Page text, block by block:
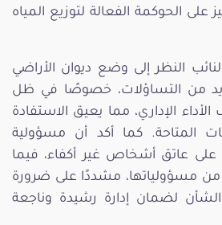
على الحوكمة الفعالة لتوزيع المياه
النظر إلى وضع ديوان الأراضي
من التساؤلات، خصوصًا في ظل
الإداري، مما يعيق الاستفادة
المتاحة. كما أكد أن مسؤولية
على عاتق أشخاص غير أكفاء، فيما
من مسؤولياتها، مشددًا على ضرورة
لضمان إدارة رشيدة وناجعة